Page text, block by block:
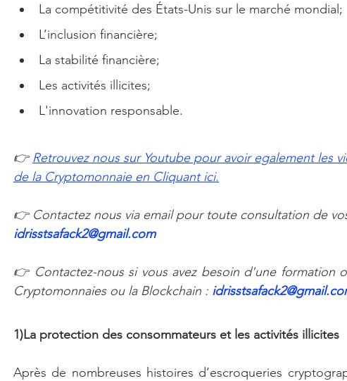
La compétitivité des États-Unis sur le marché mondial;
L’inclusion financière;
La stabilité financière;
Les activités illicites;
L'innovation responsable.
👉 Retrouvez nous sur Youtube pour avoir egalement les
de la Cryptomonnaie en Cliquant ici.
👉 Contactez nous via email pour toute consultation de
idrisstsafack2@gmail.com
👉 Contactez-nous si vous avez besoin d'une formation
Cryptomonnaies ou la Blockchain :
1)La protection des consommateurs et les activités illicites
Après de nombreuses histoires d’escroqueries